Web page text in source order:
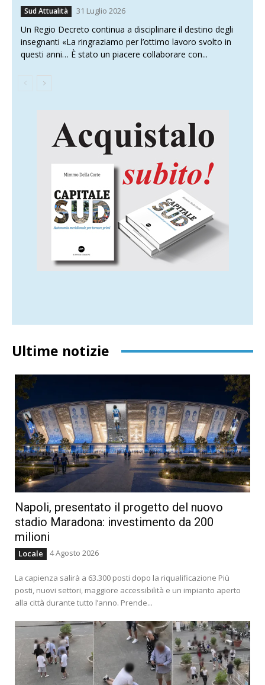
Sud Attualità 31 Luglio 2026
Un Regio Decreto continua a disciplinare il destino degli
insegnanti «La ringraziamo per l’ottimo lavoro svolto in
questi anni… È stato un piacere collaborare con...
Ultime notizie
Napoli, presentato il progetto del nuovo
stadio Maradona: investimento da 200
milioni
Locale 4 Agosto 2026
La capienza salirà a 63.300 posti dopo la riqualificazione Più
posti, nuovi settori, maggiore accessibilità e un impianto aperto
alla città durante tutto l’anno. Prende...